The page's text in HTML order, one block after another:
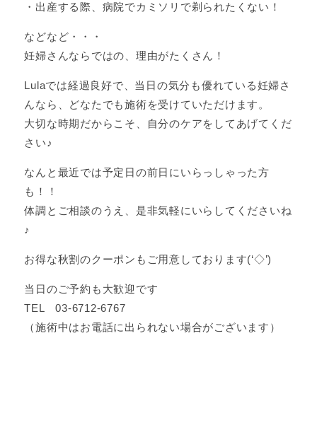
・出産する際、病院でカミソリで剃られたくない！
などなど・・・
妊婦さんならではの、理由がたくさん！
Lulaでは経過良好で、当日の気分も優れている妊婦さ
んなら、どなたでも施術を受けていただけます。
大切な時期だからこそ、自分のケアをしてあげてくだ
さい♪
なんと最近では予定日の前日にいらっしゃった方
も！！
体調とご相談のうえ、是非気軽にいらしてくださいね
♪
お得な秋割のクーポンもご用意しております(‘◇’)ゞ
当日のご予約も大歓迎です
TEL 03-6712-6767
（施術中はお電話に出られない場合がございます）